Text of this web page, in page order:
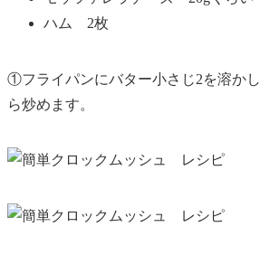
ハム 2枚
①フライパンにバター小さじ2を溶か
ら炒めます。